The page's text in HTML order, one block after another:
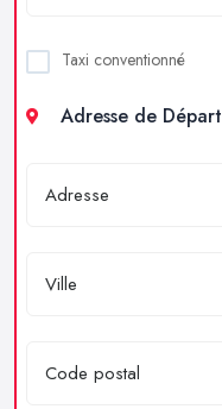
Taxi conventionné
Adresse de Départ